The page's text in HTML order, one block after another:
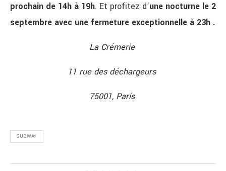
prochain de 14h à 19h. Et profitez d’une nocturne le 2
septembre avec une fermeture exceptionnelle à 23h .
La Crémerie
11 rue des déchargeurs
75001, Paris
SUBWAY